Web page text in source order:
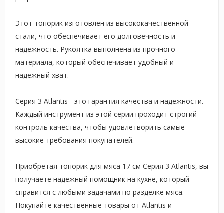
Этот топорик изготовлен из высококачественной
стали, что обеспечивает его долговечность и
надежность. Рукоятка выполнена из прочного
материала, который обеспечивает удобный и
надежный хват.
Серия 3 Atlantis - это гарантия качества и надежности.
Каждый инструмент из этой серии проходит строгий
контроль качества, чтобы удовлетворить самые
высокие требования покупателей.
Приобретая топорик для мяса 17 см Серия 3 Atlantis, вы
получаете надежный помощник на кухне, который
справится с любыми задачами по разделке мяса.
Покупайте качественные товары от Atlantis и